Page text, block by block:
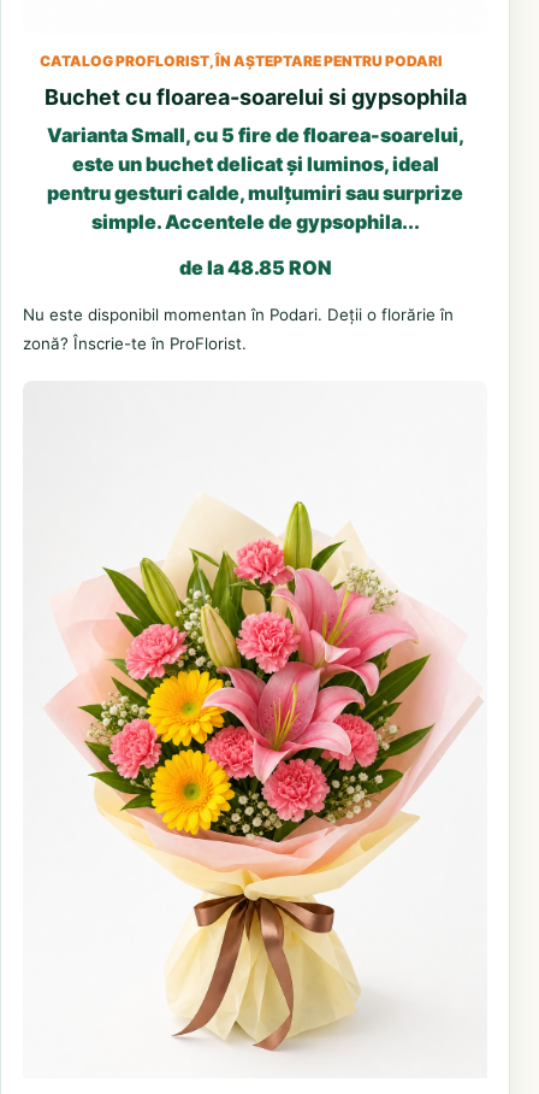
CATALOG PROFLORIST, ÎN AȘTEPTARE PENTRU PODARI
Buchet cu floarea-soarelui si gypsophila
Varianta Small, cu 5 fire de floarea-soarelui,
este un buchet delicat și luminos, ideal
pentru gesturi calde, mulțumiri sau surprize
simple. Accentele de gypsophila...
de la 48.85 RON
Nu este disponibil momentan în Podari. Deții o florărie în
zonă? Înscrie-te în ProFlorist.